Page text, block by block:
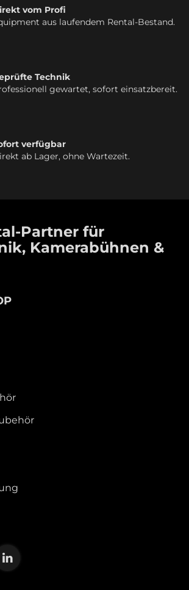
vom Profi
aus laufendem Rental-Bestand.
Technik
gewartet, sofort einsatzbereit.
verfügbar
ab Lager, ohne Wartezeit.
Partner für
Kamerabühnen &